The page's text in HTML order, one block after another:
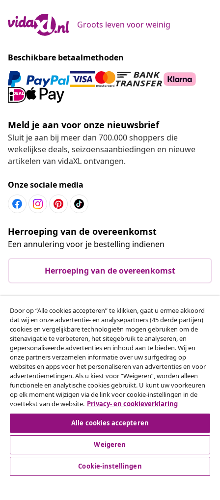
Groots leven voor weinig
Beschikbare betaalmethoden
Meld je aan voor onze nieuwsbrief
Sluit je aan bij meer dan 700.000 shoppers die
wekelijkse deals, seizoensaanbiedingen en nieuwe
artikelen van vidaXL ontvangen.
Onze sociale media
Herroeping van de overeenkomst
Een annulering voor je bestelling indienen
Herroeping van de overeenkomst
Klantenservice
Zakelijk
vidaXL
Ontdek meer
© 2008-2026 vidaXL www.vidaxl.nl is een website van vidaXL
Door op “Alle cookies accepteren” te klikken, gaat u ermee akkoord
dat wij en onze advertentie- en analysepartners (45 derde partijen)
cookies en vergelijkbare technologieën mogen gebruiken om de
sitenavigatie te verbeteren, het sitegebruik te analyseren, en
gepersonaliseerde advertenties en inhoud aan te bieden. Wij en
onze partners verzamelen informatie over uw surfgedrag op
websites en apps voor het personaliseren van advertenties en voor
advertentiemetingen. Als u kiest voor “Weigeren”, worden alleen
functionele en analytische cookies gebruikt. U kunt uw voorkeuren
op elk moment wijzigen via de link voor cookie-instellingen in de
voettekst van de website. Privacy- en cookieverklaring
Alle cookies accepteren
Weigeren
Cookie-instellingen